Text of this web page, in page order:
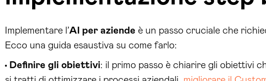
Implementare l’AI per aziende è un passo cruciale che
Ecco una guida esaustiva su come farlo:
Definire gli obiettivi: il primo passo è chiarire gli obiettivi